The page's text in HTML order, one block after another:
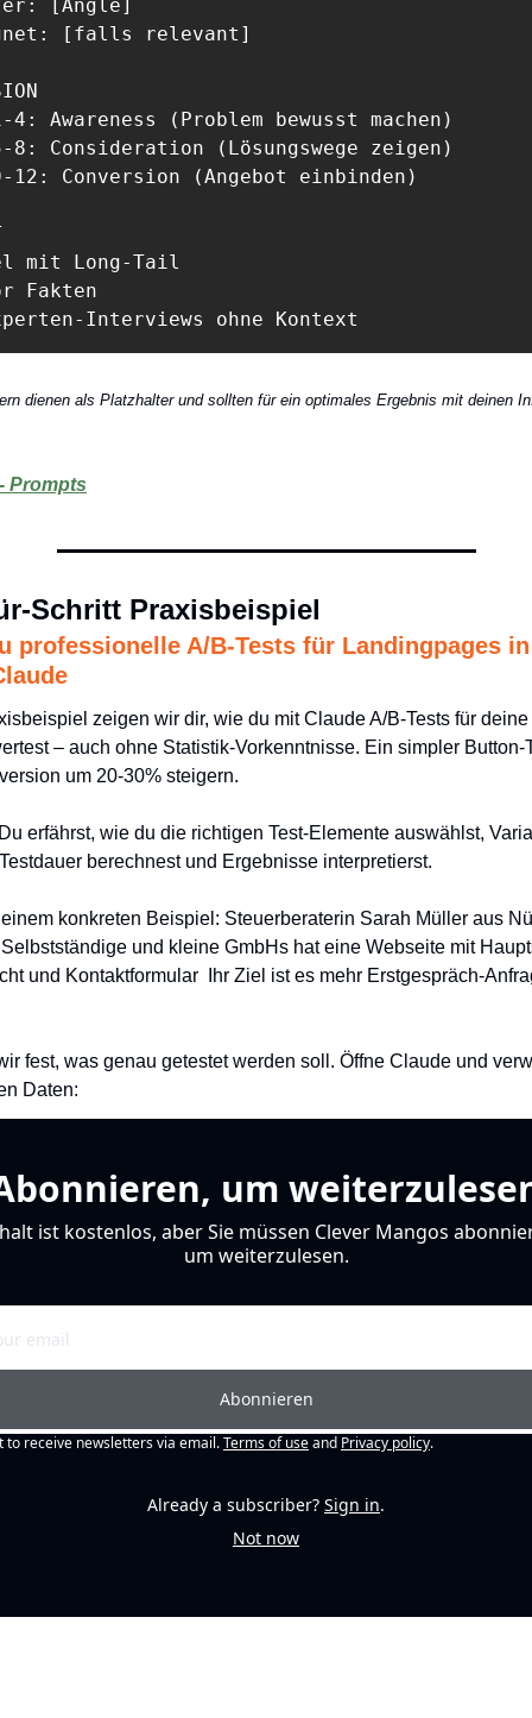
[Angle]
[falls relevant]
4: Awareness (Problem bewusst machen)
8: Consideration (Lösungswege zeigen)
12: Conversion (Angebot einbinden)
mit Long-Tail
Fakten
Interviews ohne Kontext
dienen als Platzhalter und sollten für ein optimales Ergebnis mit deinen
Prompts
Schritt Praxisbeispiel
professionelle A/B-Tests für Landingpages
zeigen wir dir, wie du mit Claude A/B-Tests für
– auch ohne Statistik-Vorkenntnisse. Ein simpler Button-
um 20-30% steigern.
erfährst, wie du die richtigen Test-Elemente auswählst,
berechnest und Ergebnisse interpretierst.
konkreten Beispiel: Steuerberaterin Sarah Müller aus
und kleine GmbHs hat eine Webseite mit
und Kontaktformular  Ihr Ziel ist es mehr Erstgespräch-
fest, was genau getestet werden soll. Öffne Claude und
Daten:
um
ist kostenlos, aber Sie müssen Clever Mangos
um weiterzulesen.
Abonnieren
to receive newsletters via email.Terms of useand Privacy policy.
Already a subscriber? Sign in.
Not now